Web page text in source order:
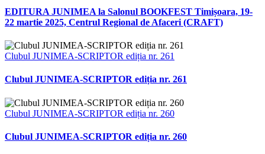
EDITURA JUNIMEA la Salonul BOOKFEST Timișoara, 19-
22 martie 2025, Centrul Regional de Afaceri (CRAFT)
Clubul JUNIMEA-SCRIPTOR ediția nr. 261
Clubul JUNIMEA-SCRIPTOR ediția nr. 261
Clubul JUNIMEA-SCRIPTOR ediția nr. 260
Clubul JUNIMEA-SCRIPTOR ediția nr. 260